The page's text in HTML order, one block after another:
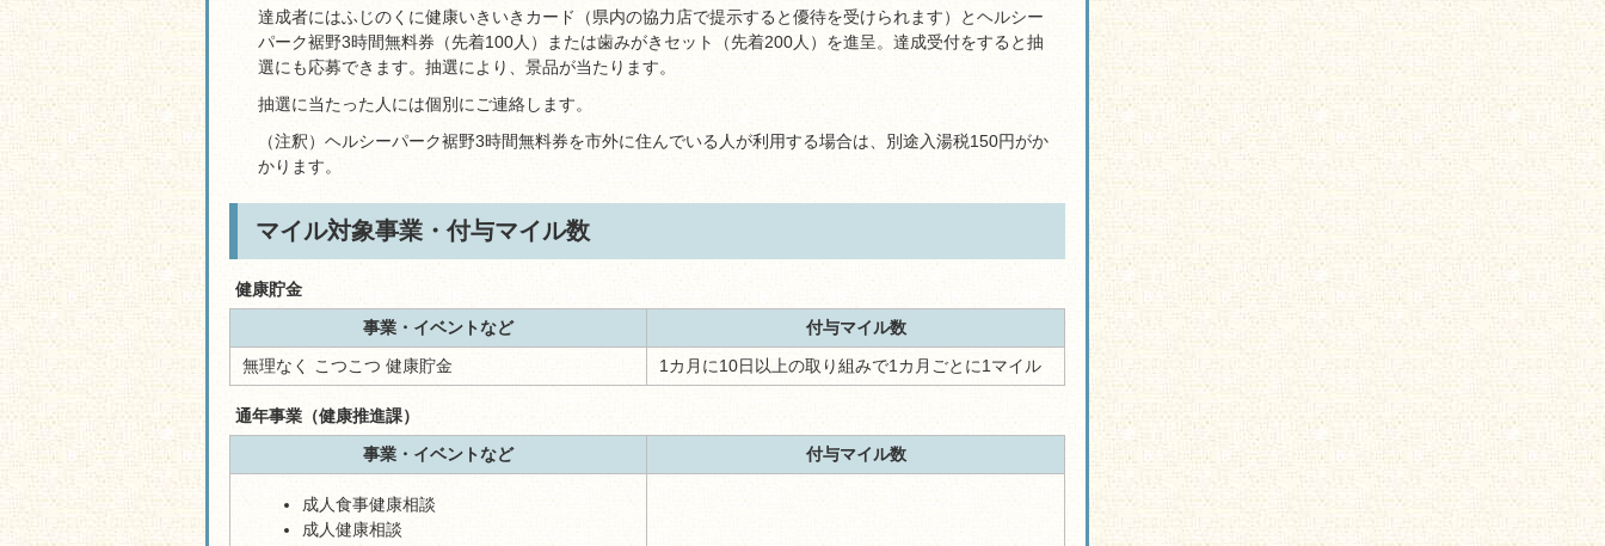
達成者にはふじのくに健康いきいきカード（県内の協力店で提示すると優待を受けられます）とヘルシー
パーク裾野3時間無料券（先着100人）または歯みがきセット（先着200人）を進呈。達成受付をすると抽
選にも応募できます。抽選により、景品が当たります。
抽選に当たった人には個別にご連絡します。
（注釈）ヘルシーパーク裾野3時間無料券を市外に住んでいる人が利用する場合は、別途入湯税150円がか
かります。
マイル対象事業・付与マイル数
健康貯金
事業・イベントなど
付与マイル数
無理なく こつこつ 健康貯金
1カ月に10日以上の取り組みで1カ月ごとに1マイル
通年事業（健康推進課）
事業・イベントなど
付与マイル数
成人食事健康相談
成人健康相談